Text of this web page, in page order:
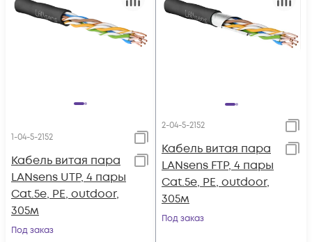
1-04-5-2152
Кабель витая пара
LANsens UTP, 4 пары
Cat.5e, PE, outdoor,
305м
Под заказ
2-04-5-2152
Кабель витая пара
LANsens FTP, 4 пары
Cat.5e, PE, outdoor,
305м
Под заказ